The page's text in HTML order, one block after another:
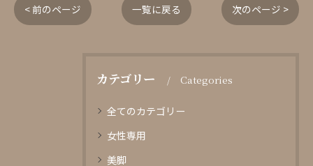
< 前のページ 一覧に戻る 次のページ >
カテゴリー Categories
全てのカテゴリー
女性専用
美脚